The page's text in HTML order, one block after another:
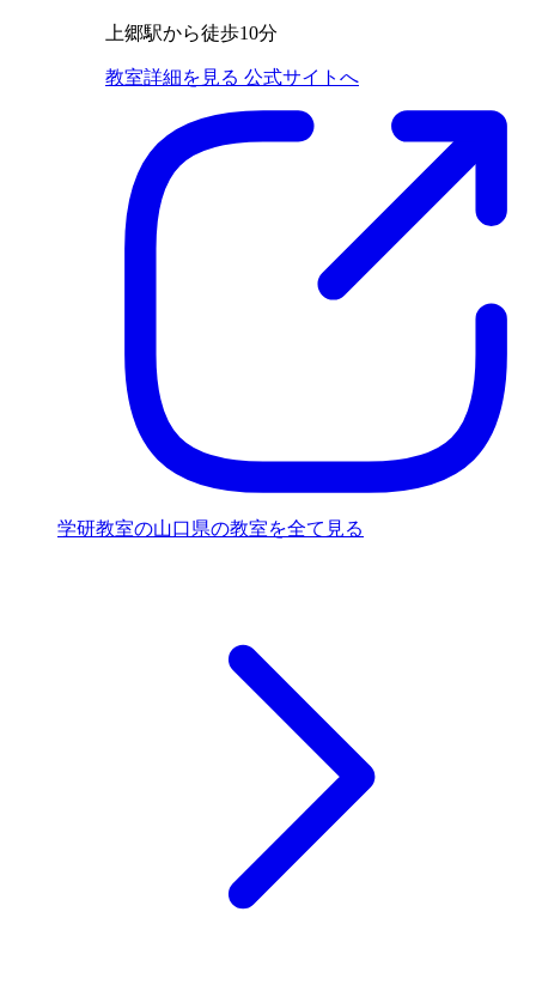
上郷駅から徒歩10分
教室詳細を見る 公式サイトへ
学研教室の山口県の教室を全て見る